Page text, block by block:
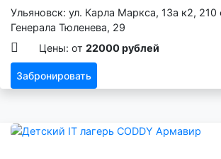
Ульяновск: ул. Карла Маркса, 13а к2, 210
Генерала Тюленева, 29
Цены: от 22000 рублей
Забронировать